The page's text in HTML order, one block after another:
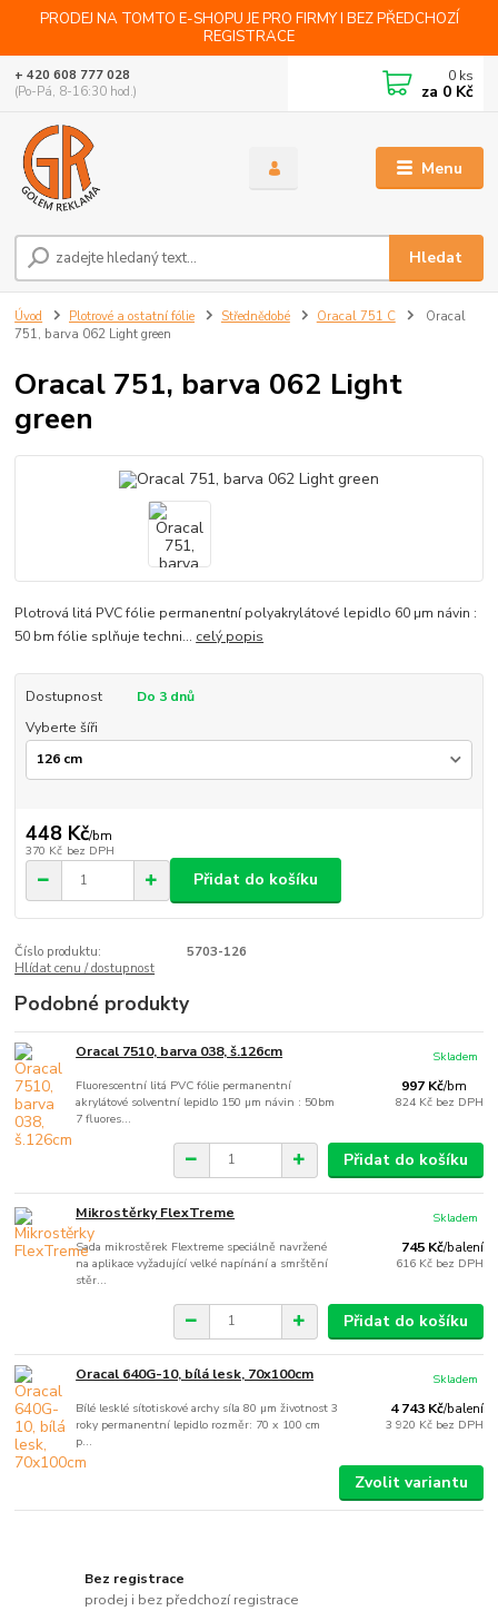
PRODEJ NA TOMTO E-SHOPU JE PRO FIRMY I BEZ PŘEDCHOZÍ
REGISTRACE
Menu
Hledat
+ 420 608 777 028
(Po-Pá, 8-16:30 hod.)
0 ks
za 0 Kč
Úvod Plotrové a ostatní fólie Střednědobé Oracal 751 C
Oracal
751, barva 062 Light green
Oracal 751, barva 062 Light
green
Plotrová litá PVC fólie permanentní polyakrylátové lepidlo 60 µm návin :
50 bm fólie splňuje techni... celý popis
Dostupnost
Do 3 dnů
Vyberte šíři
448 Kč/bm
370 Kč bez DPH
Přidat do košíku
Číslo produktu:
5703-126
Hlídat cenu / dostupnost
Podobné produkty
Oracal 7510, barva 038, š.126cm
Fluorescentní litá PVC fólie permanentní
akrylátové solventní lepidlo 150 µm návin : 50bm
7 fluores...
997 Kč/bm
824 Kč bez DPH
Skladem
Přidat do košíku
Mikrostěrky FlexTreme
Sada mikrostěrek Flextreme speciálně navržené
na aplikace vyžadující velké napínání a smrštění
stěr...
745 Kč/balení
616 Kč bez DPH
Skladem
Přidat do košíku
Oracal 640G-10, bílá lesk, 70x100cm
Bílé lesklé sítotiskové archy síla 80 µm životnost 3
roky permanentní lepidlo rozměr: 70 x 100 cm
p...
4 743 Kč/balení
3 920 Kč bez DPH
Skladem
Zvolit variantu
Bez registrace
prodej i bez předchozí registrace